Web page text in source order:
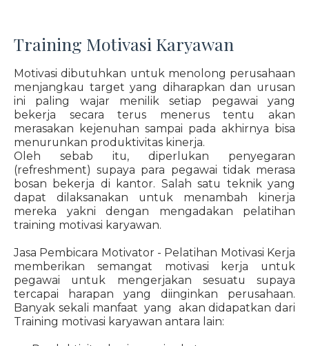
Training Motivasi Karyawan
Motivasi dibutuhkan untuk menolong perusahaan
menjangkau target yang diharapkan dan urusan
ini paling wajar menilik setiap pegawai yang
bekerja secara terus menerus tentu akan
merasakan kejenuhan sampai pada akhirnya bisa
menurunkan produktivitas kinerja.
Oleh sebab itu, diperlukan penyegaran
(refreshment) supaya para pegawai tidak merasa
bosan bekerja di kantor. Salah satu teknik yang
dapat dilaksanakan untuk menambah kinerja
mereka yakni dengan mengadakan pelatihan
training motivasi karyawan.
Jasa Pembicara Motivator - Pelatihan Motivasi Kerja
memberikan semangat motivasi kerja untuk
pegawai untuk mengerjakan sesuatu supaya
tercapai harapan yang diinginkan perusahaan.
Banyak sekali manfaat yang akan didapatkan dari
Training motivasi karyawan antara lain: